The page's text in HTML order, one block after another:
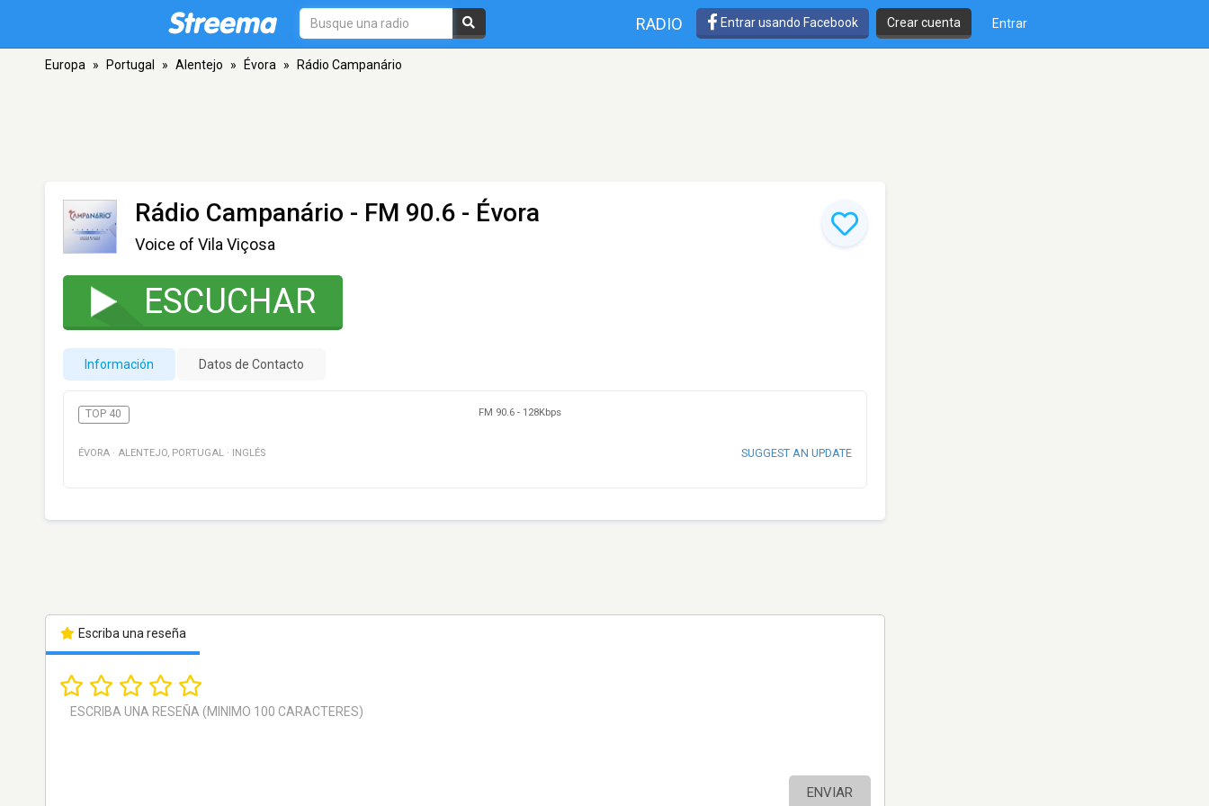
RADIO Entrar usando Facebook Crear cuenta Entrar
Europa » Portugal » Alentejo » Évora » Rádio Campanário
Rádio Campanário - FM 90.6 - Évora
Voice of Vila Viçosa
ESCUCHAR
Información Datos de Contacto
TOP 40 FM 90.6 - 128Kbps
ÉVORA · ALENTEJO, PORTUGAL · INGLÉS SUGGEST AN UPDATE
Escriba una reseña
ENVIAR